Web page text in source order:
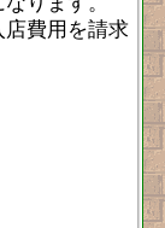
店費用を請求